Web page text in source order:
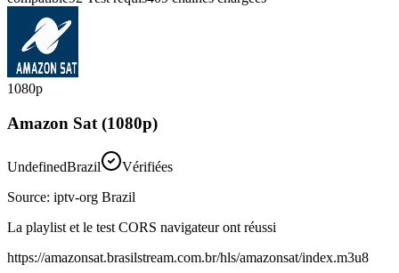
1080p
Amazon Sat (1080p)
UndefinedBrazil
Vérifiées
Source: iptv-org Brazil
La playlist et le test CORS navigateur ont réussi
https://amazonsat.brasilstream.com.br/hls/amazonsat/index.m3u8